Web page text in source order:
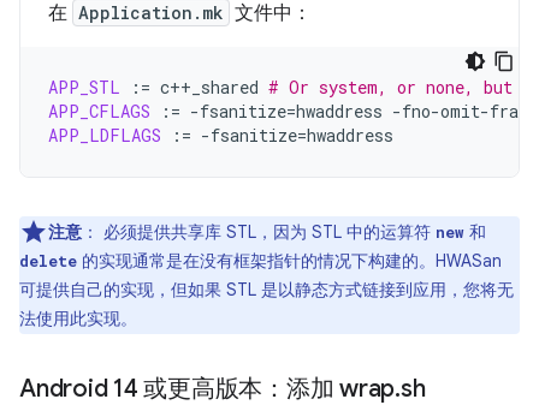
在 Application.mk 文件中：
APP_STL := c++_shared # Or system, or none, but
APP_CFLAGS
:= -fsanitize=hwaddress
APP_LDFLAGS
:= -fsanitize=
注意 ： 必须提供共享库 STL，因为 STL 中的运算符 new 和
delete 的实现通常是在没有框架指针的情况下构建的。HWASan
可提供自己的实现，但如果 STL 是以静态方式链接到应用，您将无
法使用此实现。
Android 14 或更高版本：添加 wrap.sh